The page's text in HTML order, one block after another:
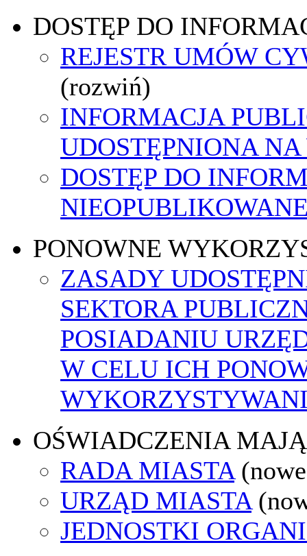
DOSTĘP DO
REJESTR UMÓW
(rozwiń)
INFORMACJA
UDOSTĘPNIONA
DOSTĘP DO
PONOWNE
ZASADY
SEKTORA
POSIADANIU
W CELU ICH
OŚWIADCZENIA
RADA MIASTA
URZĄD MIASTA
JEDNOSTKI